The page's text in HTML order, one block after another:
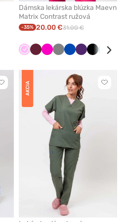
Dámska lekárska blúzka Maevn
Matrix Contrast ružová
-35% 20.00 €31.00 €
RužováČerešňová
Malinová
TmavoKrálovska
Baklažán
ČiernaMořska
Kliknite
AKCIA
Kliknite